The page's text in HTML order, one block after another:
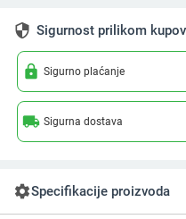
security Sigurnost prilikom
lock Sigurno plaćanje
local_shipping Sigurna dostava
settingsSpecifikacije proizvoda